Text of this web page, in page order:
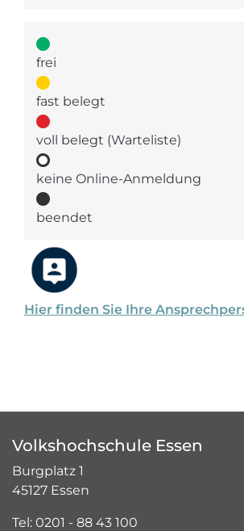
Hier finden Sie Ihre
frei
fast belegt
voll belegt (Warteliste)
keine Online-Anmeldung
beendet
Volkshochschule Essen
Burgplatz 1
45127 Essen
Tel: 0201 - 88 43 100